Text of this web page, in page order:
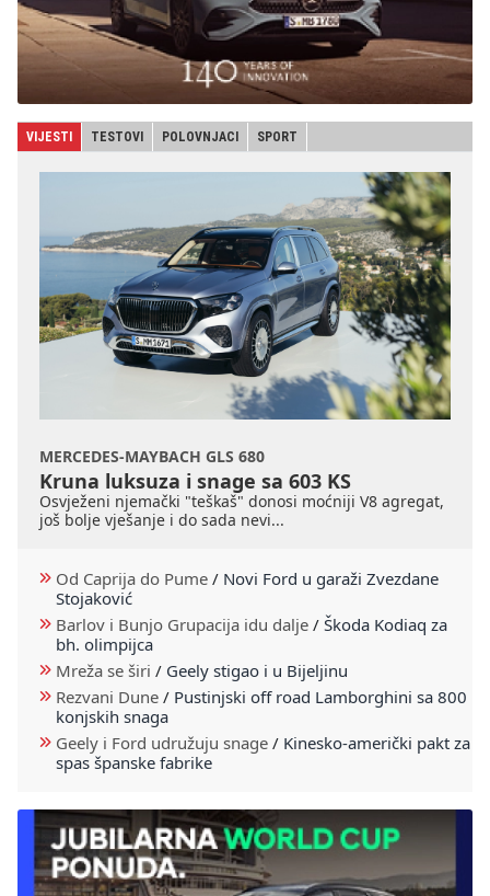
VIJESTI TESTOVI POLOVNJACI SPORT
MERCEDES-MAYBACH GLS 680
Kruna luksuza i snage sa 603 KS
Osvježeni njemački "teškaš" donosi moćniji V8 agregat,
još bolje vješanje i do sada nevi...
Od Caprija do Pume / Novi Ford u garaži Zvezdane
Stojaković
Barlov i Bunjo Grupacija idu dalje / Škoda Kodiaq za
bh. olimpijca
Mreža se širi / Geely stigao i u Bijeljinu
Rezvani Dune / Pustinjski off road Lamborghini sa 800
konjskih snaga
Geely i Ford udružuju snage / Kinesko-američki pakt za
spas španske fabrike